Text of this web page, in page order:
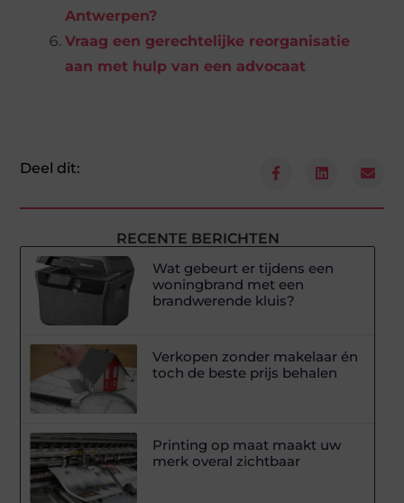
Antwerpen?
Vraag een gerechtelijke reorganisatie
aan met hulp van een advocaat
Deel dit:
RECENTE BERICHTEN
Wat gebeurt er tijdens een
woningbrand met een
brandwerende kluis?
Verkopen zonder makelaar én
toch de beste prijs behalen
Printing op maat maakt uw
merk overal zichtbaar